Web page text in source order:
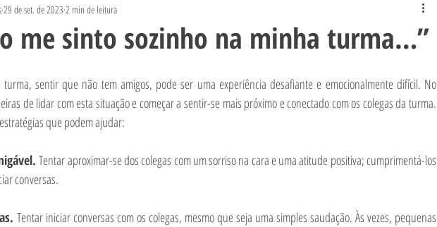
Alimentação e Crescimento
me sinto sozinho na minha turma…”
29 de set. de 2023 2 min de leitura
turma, sentir que não tem amigos, pode ser uma experiência desafiante e emocionalmente difícil. No
de lidar com esta situação e começar a sentir-se mais próximo e conectado com os colegas da turma.
que podem ajudar:
Tentar aproximar-se dos colegas com um sorriso na cara e uma atitude positiva; cumprimentá-los
conversas.
Tentar iniciar conversas com os colegas, mesmo que seja uma simples saudação. Às vezes, pequenas